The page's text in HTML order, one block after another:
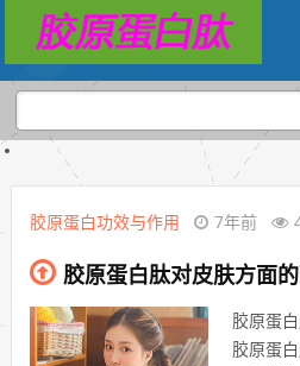
胶原蛋白功效与作用 7年前
胶原蛋白肽对皮肤方面
胶原蛋
胶原蛋